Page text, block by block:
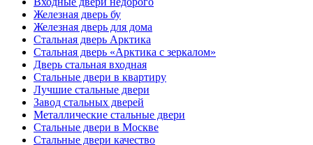
Железная дверь бу
Железная дверь для дома
Стальная дверь Арктика
Стальная дверь «Арктика с зеркалом»
Дверь стальная входная
Стальные двери в квартиру
Лучшие стальные двери
Завод стальных дверей
Металлические стальные двери
Стальные двери в Москве
Стальные двери качество